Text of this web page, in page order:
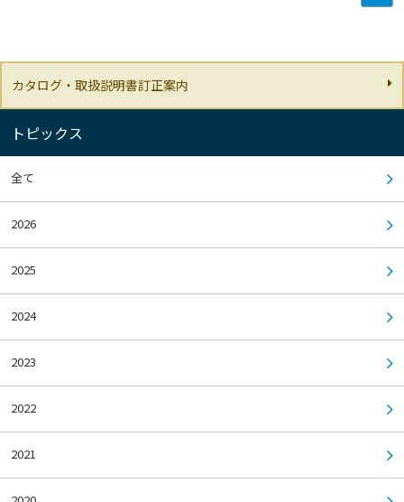
カタログ・取扱説明書訂正案内
トピックス
全て
2026
2025
2024
2023
2022
2021